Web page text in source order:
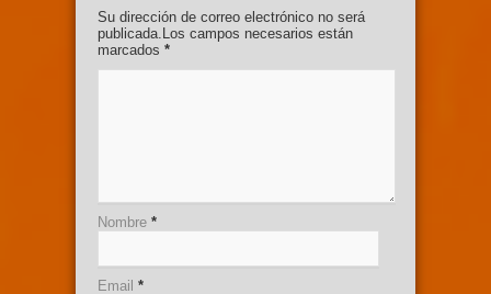
Su dirección de correo electrónico no será
publicada.Los campos necesarios están
marcados *
Nombre *
Email *